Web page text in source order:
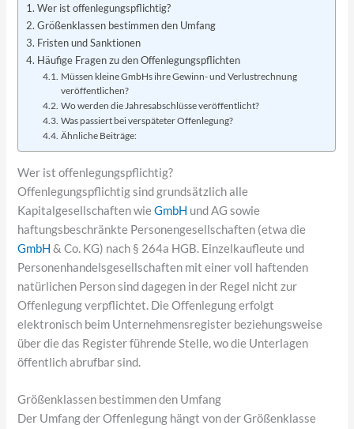
Wer ist offenlegungspflichtig?
Größenklassen bestimmen den Umfang
Fristen und Sanktionen
Häufige Fragen zu den Offenlegungspflichten
Müssen kleine GmbHs ihre Gewinn- und Verlustrechnung
veröffentlichen?
Wo werden die Jahresabschlüsse veröffentlicht?
Was passiert bei verspäteter Offenlegung?
Ähnliche Beiträge:
Wer ist offenlegungspflichtig?
Offenlegungspflichtig sind grundsätzlich alle
Kapitalgesellschaften wieGmbH und AG sowie
haftungsbeschränkte Personengesellschaften (etwa die
GmbH & Co. KG) nach § 264a HGB. Einzelkaufleute und
Personenhandelsgesellschaften mit einer voll haftenden
natürlichen Person sind dagegen in der Regel nicht zur
Offenlegung verpflichtet. Die Offenlegung erfolgt
elektronisch beim Unternehmensregister beziehungsweise
über die das Register führende Stelle, wo die Unterlagen
öffentlich abrufbar sind.
Größenklassen bestimmen den Umfang
Der Umfang der Offenlegung hängt von der Größenklasse